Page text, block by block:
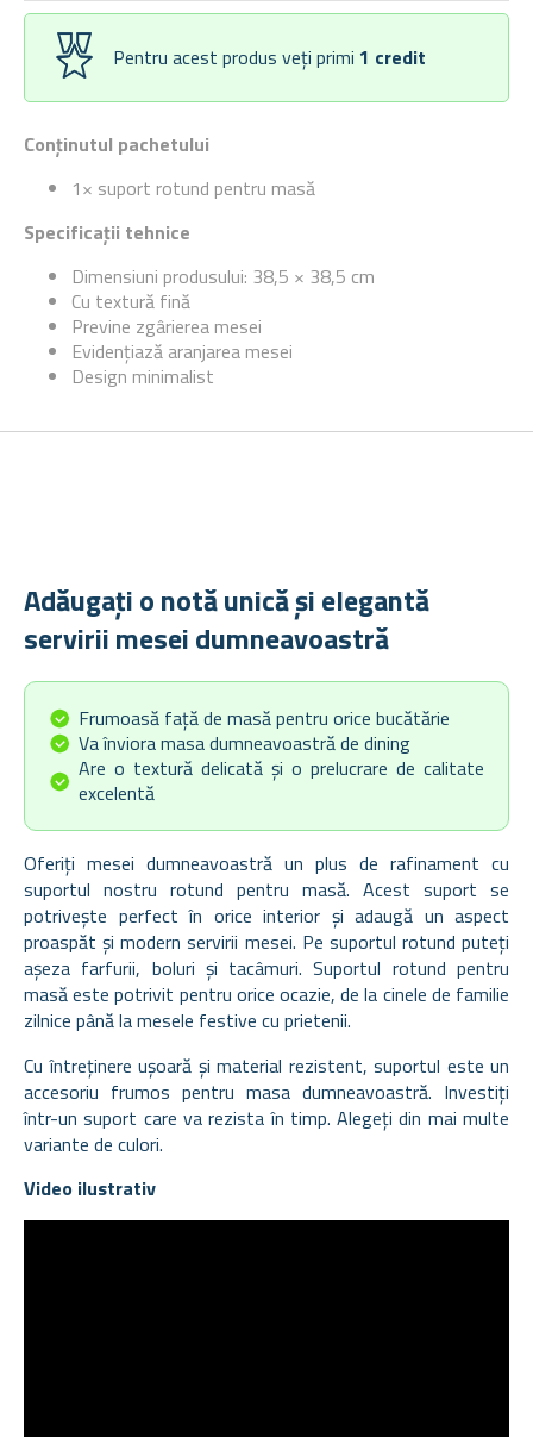
Conținutul pachetului
1× suport rotund pentru masă
Specificații tehnice
Dimensiuni produsului: 38,5 × 38,5 cm
Cu textură fină
Previne zgârierea mesei
Evidențiază aranjarea mesei
Design minimalist
Pentru acest produs veți primi 1 credit
Adăugați o notă unică și elegantă
servirii mesei dumneavoastră
Frumoasă față de masă pentru orice bucătărie
Va înviora masa dumneavoastră de dining
Are o textură delicată și o prelucrare de calitate
excelentă
Oferiți mesei dumneavoastră un plus de rafinament cu
suportul nostru rotund pentru masă. Acest suport se
potrivește perfect în orice interior și adaugă un aspect
proaspăt și modern servirii mesei. Pe suportul rotund puteți
așeza farfurii, boluri și tacâmuri. Suportul rotund pentru
masă este potrivit pentru orice ocazie, de la cinele de familie
zilnice până la mesele festive cu prietenii.
Cu întreținere ușoară și material rezistent, suportul este un
accesoriu frumos pentru masa dumneavoastră. Investiți
într-un suport care va rezista în timp. Alegeți din mai multe
variante de culori.
Video ilustrativ